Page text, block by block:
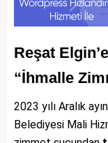
Reşat
“İhmalle
2023 yılı Aralık
Belediyesi Mali